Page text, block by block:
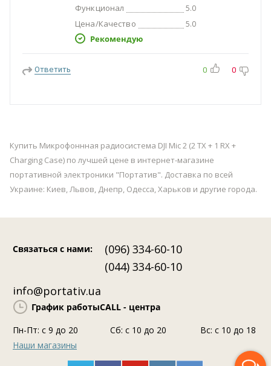
Функционал 5.0
Цена/Качество 5.0
Рекомендую
Ответить 0 0
Купить Микрофоннная радиосистема DJI Mic 2 (2 TX + 1 RX +
Charging Case) по лучшей цене в интернет-магазине
портативной электроники "Портатив". Доставка по всей
Украине: Киев, Львов, Днепр, Одесса, Харьков и другие города.
Связаться с нами:
(096) 334-60-10
(044) 334-60-10
info@portativ.ua
График работыCALL - центра
Пн-Пт: c 9 до 20
Сб: с 10 до 20
Вс: с 10 до 18
Наши магазины